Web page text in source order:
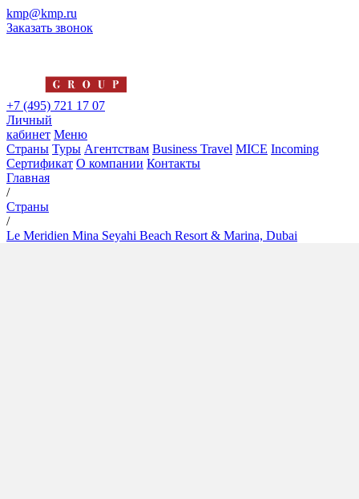
kmp@kmp.ru
Заказать звонок
+7 (495) 721 17 07
Личный
кабинет Меню
Страны Туры Агентствам Business Travel MICE Incoming
Сертификат О компании Контакты
Главная
/
Страны
/
Le Meridien Mina Seyahi Beach Resort & Marina, Dubai